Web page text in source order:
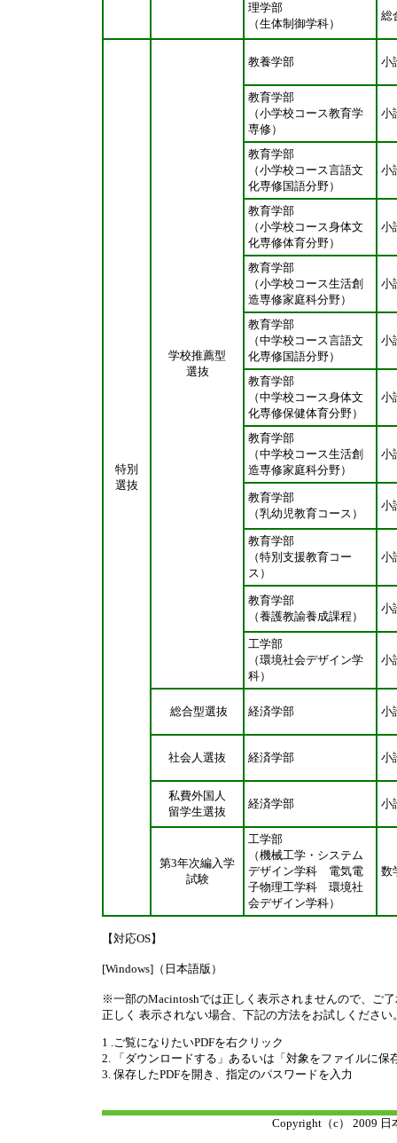
理学部
（生体制御学科）
総
特別
選抜
学校推薦型
選抜
教養学部 小
教育学部
（小学校コース教育学
専修）
小
教育学部
（小学校コース言語文
化専修国語分野）
小
教育学部
（小学校コース身体文
化専修体育分野）
小
教育学部
（小学校コース生活創
造専修家庭科分野）
小
教育学部
（中学校コース言語文
化専修国語分野）
小
教育学部
（中学校コース身体文
化専修保健体育分野）
小
教育学部
（中学校コース生活創
造専修家庭科分野）
小
教育学部
（乳幼児教育コース）
小
教育学部
（特別支援教育コー
ス）
小
教育学部
（養護教諭養成課程）
小
工学部
（環境社会デザイン学
科）
小
総合型選抜 経済学部 小
社会人選抜 経済学部 小
私費外国人
留学生選抜
経済学部 小
第3年次編入学
試験
工学部
（機械工学・システム
デザイン学科 電気電
子物理工学科 環境社
会デザイン学科）
数
【対応OS】
[Windows]（日本語版）
※一部のMacintoshでは正しく表示されませんので、ご
正しく 表示されない場合、下記の方法をお試しください
1 .ご覧になりたいPDFを右クリック
2. 「ダウンロードする」あるいは「対象をファイルに保
3. 保存したPDFを開き、指定のパスワードを入力
Copyright（c） 2009 日